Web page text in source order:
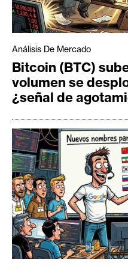
Análisis De Mercado
Bitcoin (BTC)
volumen se
¿señal de